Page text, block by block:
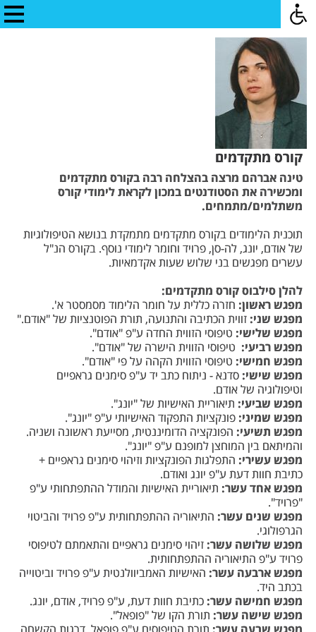
קורס מתקדמים
טינה אברהם מרצה בהצלחה רבה בקורס מתקדמים
ומכשירה את הסטודנטים במכון לקראת לימודי קורס
משתלמים/מתמחים.
תוכנית הלימודים בקורס מתקדמים מתמקדת בנושא הטיפולוגיות
של אודם, יונג, לה-סן, פרויד וחומר לימודי נוסף. בקורס הנ"ל
עשרים מפגשים בני שלוש שעות אקדמאיות.
להלן סילבוס קורס מתקדמים:
מפגש ראשון: חזרה כללית על חומר הלימוד מסמסטר א'.
מפגש שני: זווית הכתיבה והתנועה, תורת הפוטנציות של "אודם."
מפגש שלישי: טיפוסי הזווית החדה ע"פ "אודם".
מפגש רביעי: טיפוסי הזווית הישרה של "אודם".
מפגש חמישי: טיפוסי הזווית הקהה על פי "אודם".
מפגש שישי: סדנא - ניתוח כתב יד ע"פ סימנים גראפיים
וטיפולוגיה של אודם.
מפגש שביעי: תיאוריית האישיות של "יונג".
מפגש שמיני: פונקציות התפקוד האישיותי ע"פ "יונג".
מפגש תשיעי: הפונקציה הדומיננטית, מסייעת ראשונה ושניה.
והמיתאם בין המוחצן למופנם ע"פ "יונג".
מפגש עשירי: התפלגות הפונקציות וזיהוי סימנים גראפיים +
כתיבת חוות דעת ע"פ יונג ואודם.
מפגש אחד עשר: תיאוריית האישיות והמודל ההתפתחותי ע"פ
"פרויד".
מפגש שנים עשר: התיאוריה ההתפתחותית ע"פ פרויד והביטוי
הגרפולוגי.
מפגש שלושה עשר: זיהוי סימנים גראפיים והתאמתם לטיפוסי
פרויד ע"פ התיאוריה ההתפתחותית.
מפגש ארבעה עשר: האישיות האמביוולנטית ע"פ פרויד וביטוייה
בכתב היד.
מפגש חמישה עשר: כתיבת חוות דעת, ע"פ פרויד, אודם, יונג.
מפגש שישה עשר: תורת הקו של "פופאל".